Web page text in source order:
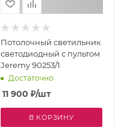
Потолочный светильник
светодиодный с пультом
Jeremy 90253/1
Достаточно
11 900 ₽/шт
В КОРЗИНУ